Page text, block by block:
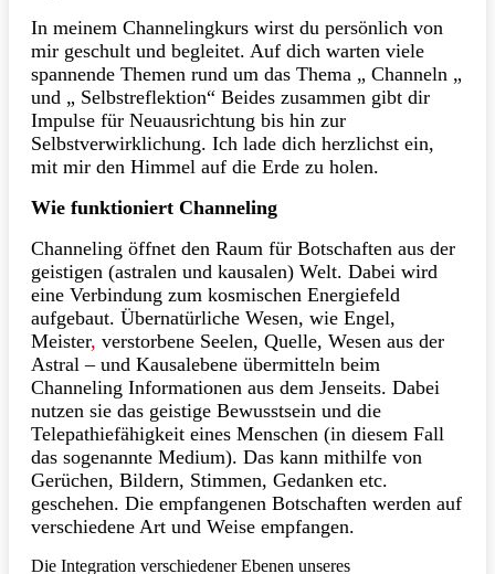
In meinem Channelingkurs wirst du persönlich von
mir geschult und begleitet. Auf dich warten viele
spannende Themen rund um das Thema „ Channeln „
und „ Selbstreflektion“ Beides zusammen gibt dir
Impulse für Neuausrichtung bis hin zur
Selbstverwirklichung. Ich lade dich herzlichst ein,
mit mir den Himmel auf die Erde zu holen.
Wie funktioniert Channeling
Channeling öffnet den Raum für Botschaften aus der
geistigen (astralen und kausalen) Welt. Dabei wird
eine Verbindung zum kosmischen Energiefeld
aufgebaut. Übernatürliche Wesen, wie Engel,
Meister, verstorbene Seelen, Quelle, Wesen aus der
Astral – und Kausalebene übermitteln beim
Channeling Informationen aus dem Jenseits. Dabei
nutzen sie das geistige Bewusstsein und die
Telepathiefähigkeit eines Menschen (in diesem Fall
das sogenannte Medium). Das kann mithilfe von
Gerüchen, Bildern, Stimmen, Gedanken etc.
geschehen. Die empfangenen Botschaften werden auf
verschiedene Art und Weise empfangen.
Die Integration verschiedener Ebenen unseres